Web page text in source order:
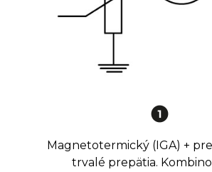
Magnetotermický (IGA) +
trvalé prepätia.